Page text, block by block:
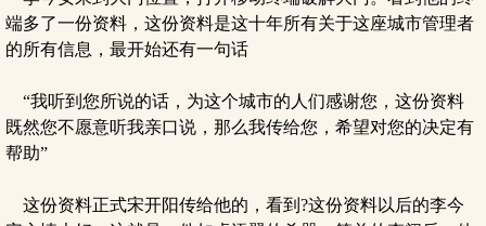
端多了一份资料，这份资料是这十年所有关于这座城市管理者
的所有信息，最开始还有一句话
“我听到您所说的话，为这个城市的人们感谢您，这份资料
既然您不愿意听我亲口说，那么我传给您，希望对您的决定有
帮助”
这份资料正式宋开阳传给他的，看到?这份资料以后的李今